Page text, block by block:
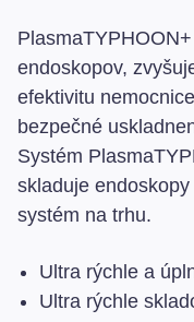
endoskopov,
efektivitu
bezpečné
Systém
skladuje
systém na trhu.
Ultra rýchle a
Ultra rýchle